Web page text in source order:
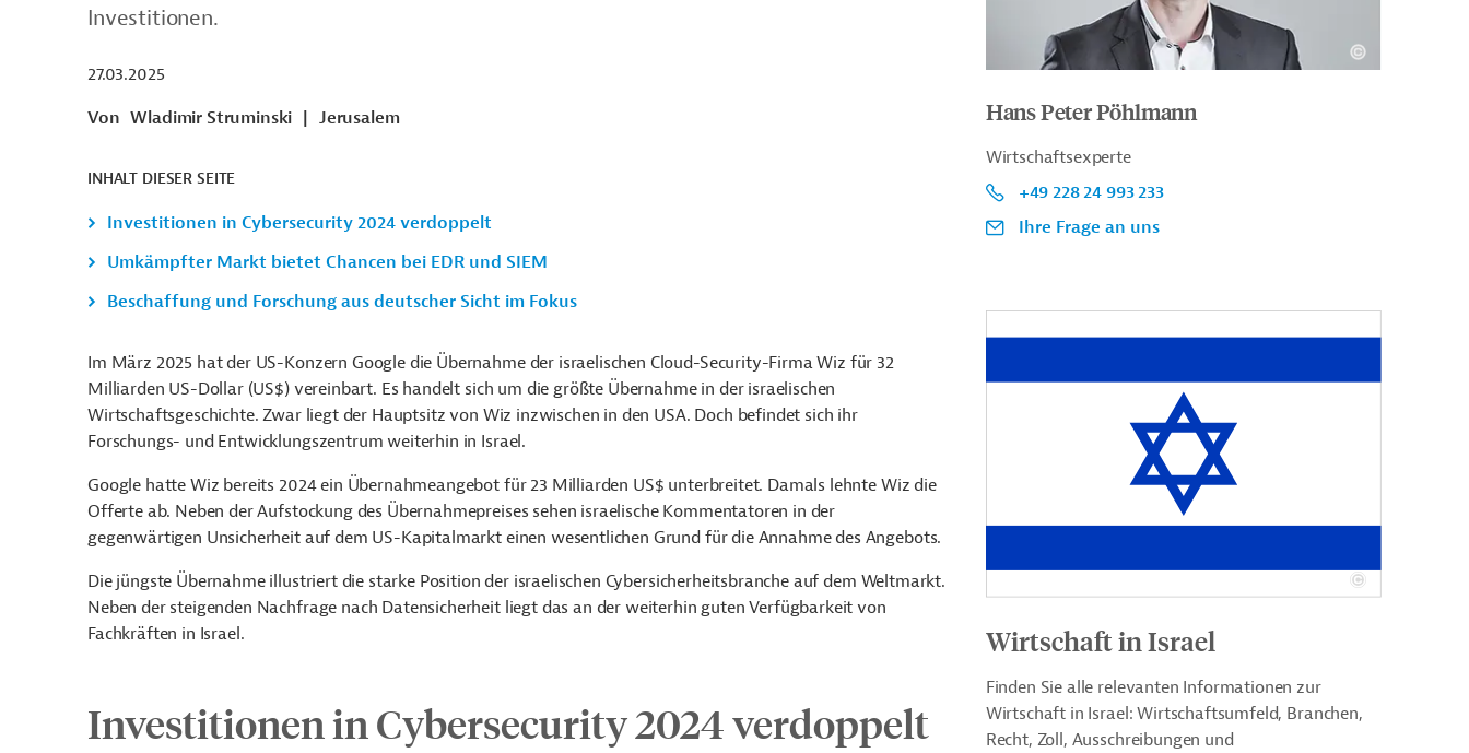
Investitionen.
27.03.2025
Von Wladimir Struminski Jerusalem
INHALT DIESER SEITE
Investitionen in Cybersecurity 2024 verdoppelt
Umkämpfter Markt bietet Chancen bei EDR und SIEM
Beschaffung und Forschung aus deutscher Sicht im Fokus
Im März 2025 hat der US-Konzern Google die Übernahme der israelischen Cloud-Security-Firma Wiz für 32
Milliarden US-Dollar (US$) vereinbart. Es handelt sich um die größte Übernahme in der israelischen
Wirtschaftsgeschichte. Zwar liegt der Hauptsitz von Wiz inzwischen in den USA. Doch befindet sich ihr
Forschungs- und Entwicklungszentrum weiterhin in Israel.
Google hatte Wiz bereits 2024 ein Übernahmeangebot für 23 Milliarden US$ unterbreitet. Damals lehnte Wiz die
Offerte ab. Neben der Aufstockung des Übernahmepreises sehen israelische Kommentatoren in der
gegenwärtigen Unsicherheit auf dem US-Kapitalmarkt einen wesentlichen Grund für die Annahme des Angebots.
Die jüngste Übernahme illustriert die starke Position der israelischen Cybersicherheitsbranche auf dem Weltmarkt.
Neben der steigenden Nachfrage nach Datensicherheit liegt das an der weiterhin guten Verfügbarkeit von
Fachkräften in Israel.
Investitionen in Cybersecurity 2024 verdoppelt
Hans Peter Pöhlmann
Wirtschaftsexperte
+49 228 24 993 233
Ihre Frage an uns
Wirtschaft in Israel
Finden Sie alle relevanten Informationen zur
Wirtschaft in Israel: Wirtschaftsumfeld, Branchen,
Recht, Zoll, Ausschreibungen und